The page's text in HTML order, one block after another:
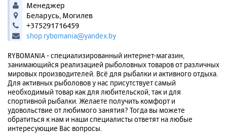
Менеджер
Беларусь, Могилев
+375291716459
shop.rybomania@yandex.by
RYBOMANIA - специализированный интернет-магазин,
занимающийся реализацией рыболовных товаров от различных
мировых производителей. Всё для рыбалки и активного отдыха.
Для активных рыболовов у нас присутствует самый
необходимый товар как для любительской, так и для
спортивной рыбалки. Желаете получить комфорт и
удовольствие от любимого занятия? Тогда вы можете
обратиться к нам и наши специалисты ответят на любые
интересующие Вас вопросы.